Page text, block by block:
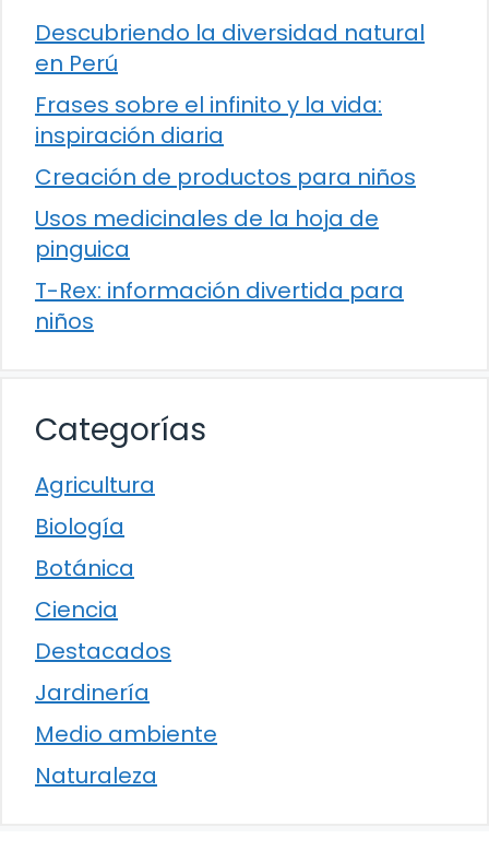
Descubriendo la diversidad natural
en Perú
Frases sobre el infinito y la vida:
inspiración diaria
Creación de productos para niños
Usos medicinales de la hoja de
pinguica
T-Rex: información divertida para
niños
Categorías
Agricultura
Biología
Botánica
Ciencia
Destacados
Jardinería
Medio ambiente
Naturaleza